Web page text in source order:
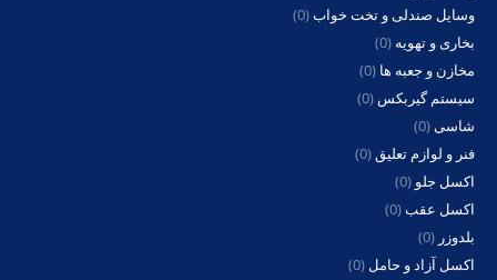
وسایل صندلی و تخت خواب(0)
بخاری و تهویه (0)
مخازن و جعبه ها (0)
سیستم گیربکس (0)
شاسی(0)
فنر و لوازم تعلیق(0)
اکسل جلو (0)
اکسل عقب(0)
بلدوزر (0)
اکسل آزاد و حامل (0)